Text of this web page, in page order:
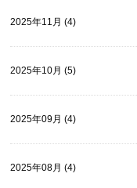
2025年11月 (4)
2025年10月 (5)
2025年09月 (4)
2025年08月 (4)